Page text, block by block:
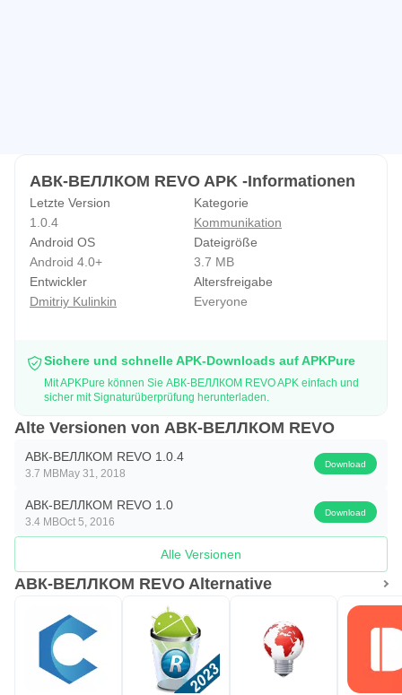
АВК-ВЕЛЛКОМ REVO APK -Informationen
Letzte Version
1.0.4
Kategorie
Kommunikation
Android OS
Android 4.0+
Dateigröße
3.7 MB
Entwickler
Dmitriy Kulinkin
Altersfreigabe
Everyone
Sichere und schnelle APK-Downloads auf APKPure
Mit APKPure können Sie АВК-ВЕЛЛКОМ REVO APK einfach und
sicher mit Signaturüberprüfung herunterladen.
Alte Versionen von АВК-ВЕЛЛКОМ REVO
АВК-ВЕЛЛКОМ REVO 1.0.4
3.7 MBMay 31, 2018
Download
АВК-ВЕЛЛКОМ REVO 1.0
3.4 MBOct 5, 2016
Download
Alle Versionen
АВК-ВЕЛЛКОМ REVO Alternative